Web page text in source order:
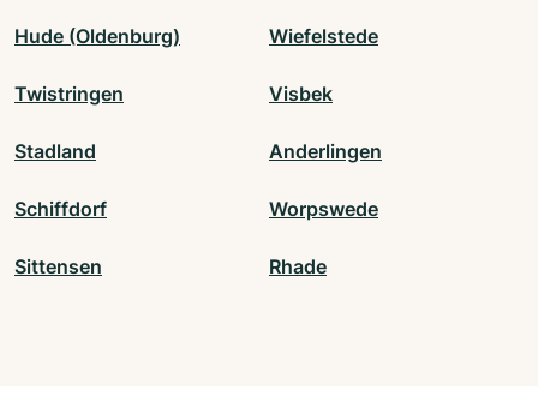
Hude (Oldenburg) Wiefelstede
Twistringen Visbek
Stadland Anderlingen
Schiffdorf Worpswede
Sittensen Rhade